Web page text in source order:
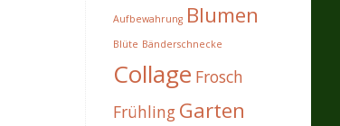
Aufbewahrung Blumen
Blüte Bänderschnecke
Collage Frosch
Frühling Garten